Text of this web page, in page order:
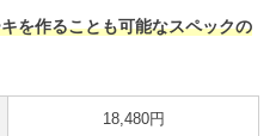
を作ることも可能なスペックの
18,480円